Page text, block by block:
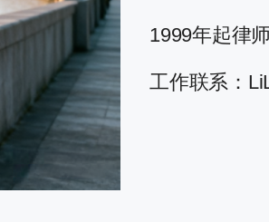
1999年起律
工作联系：